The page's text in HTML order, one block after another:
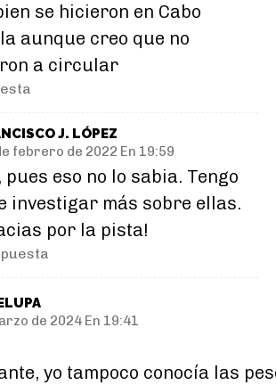
se hicieron en Cabo
aunque creo que no
a circular
J. LÓPEZ
febrero de 2022 En 19:59
pues eso no lo sabia. Tengo
investigar más sobre ellas.
por la pista!
de 2024 En 19:41
yo tampoco conocía las